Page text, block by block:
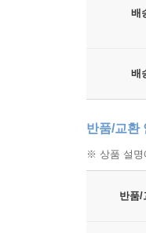
배
배
반품/교환
※ 상품 설명
반품/